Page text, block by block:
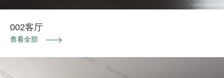
002客厅
查看全部